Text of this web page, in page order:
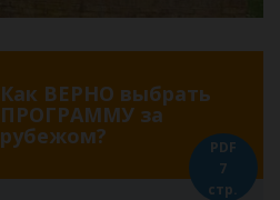
Как ВЕРНО выбрать
ПРОГРАММУ за
рубежом?
PDF
7
стр.